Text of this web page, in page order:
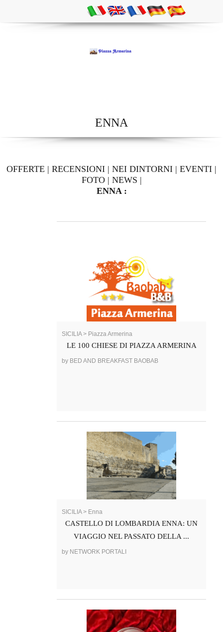
ENNA
OFFERTE | RECENSIONI | NEI DINTORNI | EVENTI |
FOTO| NEWS |
ENNA :
SICILIA > Piazza Armerina
LE 100 CHIESE DI PIAZZA ARMERINA
by BED AND BREAKFAST BAOBAB
SICILIA > Enna
CASTELLO DI LOMBARDIA ENNA: UN
VIAGGIO NEL PASSATO DELLA ...
by NETWORK PORTALI